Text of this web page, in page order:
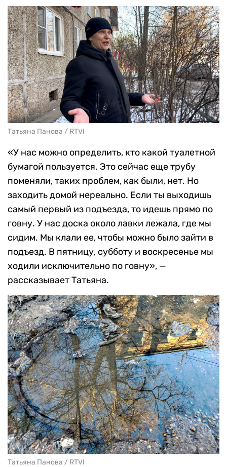
Татьяна Панова / RTVI
«У нас можно определить, кто какой туалетной
бумагой пользуется. Это сейчас еще трубу
поменяли, таких проблем, как были, нет. Но
заходить домой нереально. Если ты выходишь
самый первый из подъезда, то идешь прямо по
говну. У нас доска около лавки лежала, где мы
сидим. Мы клали ее, чтобы можно было зайти в
подъезд. В пятницу, субботу и воскресенье мы
ходили исключительно по говну», —
рассказывает Татьяна.
Татьяна Панова / RTVI